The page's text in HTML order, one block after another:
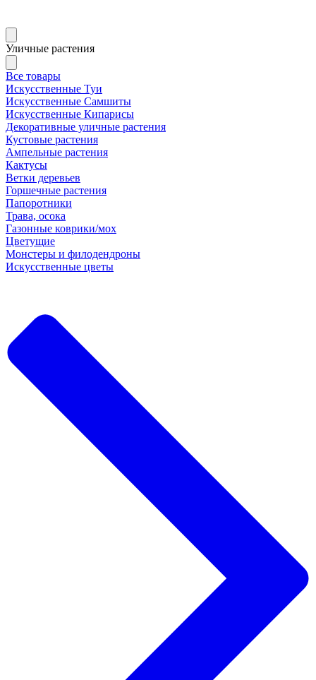
Уличные растения
Все товары
Искусственные Туи
Искусственные Самшиты
Искусственные Кипарисы
Декоративные уличные растения
Кустовые растения
Ампельные растения
Кактусы
Ветки деревьев
Горшечные растения
Папоротники
Трава, осока
Газонные коврики/мох
Цветущие
Монстеры и филодендроны
Искусственные цветы